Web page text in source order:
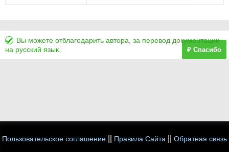
Вы можете отблагодарить автора, за перевод документации
на русский язык.
₽ Спасибо
Пользовательское соглашение Правила Сайта Обратная связь